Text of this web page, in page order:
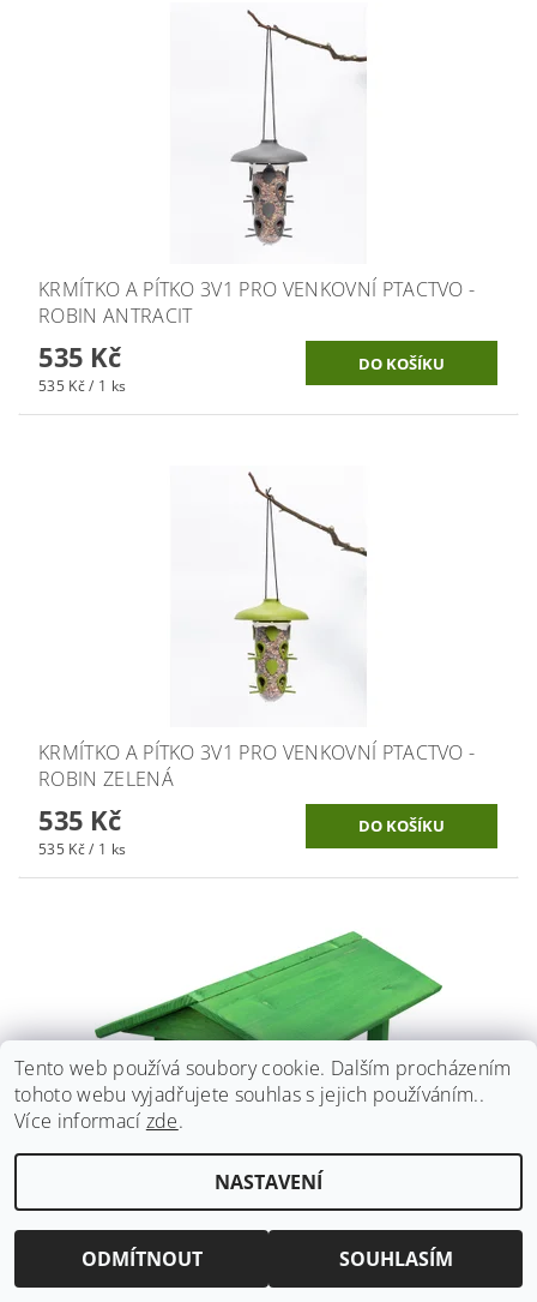
KRMÍTKO A PÍTKO 3V1 PRO VENKOVNÍ PTACTVO -
ROBIN ANTRACIT
535 Kč
535 Kč / 1 ks
KRMÍTKO A PÍTKO 3V1 PRO VENKOVNÍ PTACTVO -
ROBIN ZELENÁ
535 Kč
535 Kč / 1 ks
KRMÍTKO Č. 12 DŘEVĚNÉ ZELENÉ 24X40X20CM
305 Kč
305 Kč / 1 ks
Tento web používá soubory cookie. Dalším procházením
tohoto webu vyjadřujete souhlas s jejich používáním..
Více informací zde.
NASTAVENÍ
ODMÍTNOUT SOUHLASÍM